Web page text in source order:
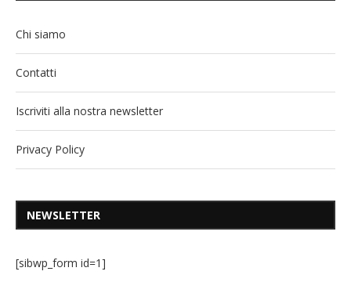
Chi siamo
Contatti
Iscriviti alla nostra newsletter
Privacy Policy
NEWSLETTER
[sibwp_form id=1]